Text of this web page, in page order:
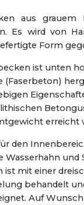
aus
Es wird von
Form
ist unten
(Faserbeton)
erreicht
den
Wasserhahn und
ist mit einer
behandelt
Auf Wunsch